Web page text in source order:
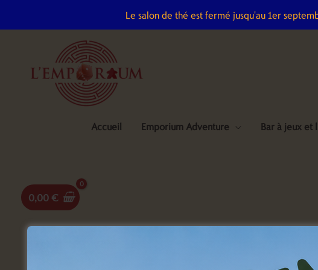
Le salon de thé est fermé jusqu'au 1er
Accueil Emporium Adventure Bar à jeux et
0,00 €